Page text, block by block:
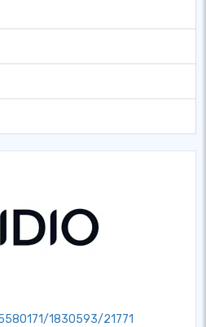
1830593/21771